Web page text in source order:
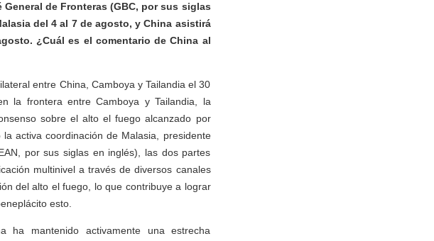
de Fronteras (GBC, por sus siglas
del 4 al 7 de agosto, y China asistirá
¿Cuál es el comentario de China al
entre China, Camboya y Tailandia el 30
la frontera entre Camboya y Tailandia, la
sobre el alto el fuego alcanzado por
activa coordinación de Malasia, presidente
por sus siglas en inglés), las dos partes
multinivel a través de diversos canales
del alto el fuego, lo que contribuye a lograr
esto.
ha mantenido activamente una estrecha